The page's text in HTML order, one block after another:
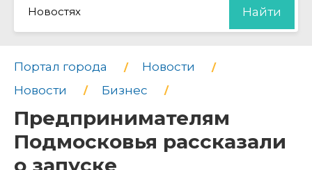
Новостях Найти
Портал города
Новости
Новости
Бизнес
Предпринимателям
Подмосковья рассказали
о запуске